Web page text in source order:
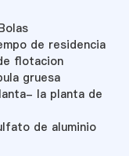
de residencia
flotacion
gruesa
la planta de
de aluminio